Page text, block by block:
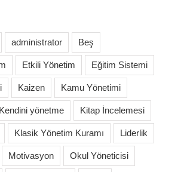
administrator Beş
Etkili Yönetim Eğitim Sistemi
Kaizen Kamu Yönetimi
Kendini yönetme Kitap İncelemesi
Klasik Yönetim Kuramı Liderlik
Motivasyon Okul Yöneticisi